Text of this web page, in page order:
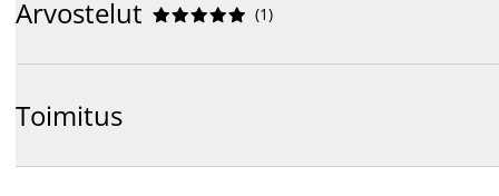
Arvostelut 




 (1)
Toimitus